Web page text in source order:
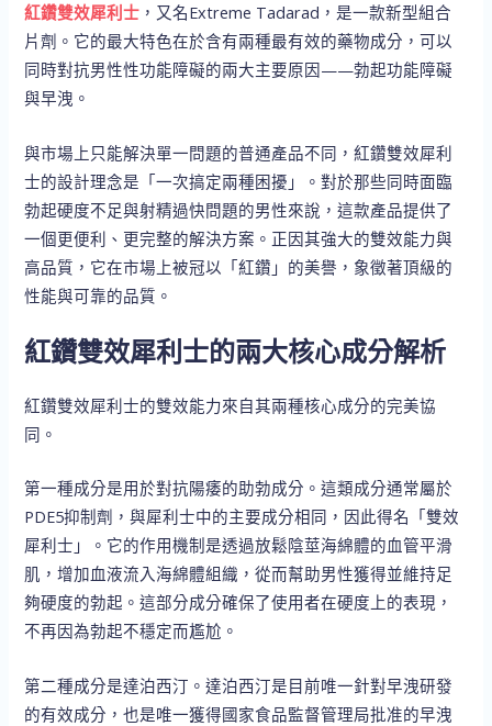
紅鑽雙效犀利士 ，又名Extreme Tadarad，是一款新型組合
片劑。它的最大特色在於含有兩種最有效的藥物成分，可以
同時對抗男性性功能障礙的兩大主要原因——勃起功能障礙
與早洩。
與市場上只能解決單一問題的普通產品不同，紅鑽雙效犀利
士的設計理念是「一次搞定兩種困擾」。對於那些同時面臨
勃起硬度不足與射精過快問題的男性來說，這款產品提供了
一個更便利、更完整的解決方案。正因其強大的雙效能力與
高品質，它在市場上被冠以「紅鑽」的美譽，象徵著頂級的
性能與可靠的品質。
紅鑽雙效犀利士的兩大核心成分解析
紅鑽雙效犀利士的雙效能力來自其兩種核心成分的完美協
同。
第一種成分是用於對抗陽痿的助勃成分。這類成分通常屬於
PDE5抑制劑，與犀利士中的主要成分相同，因此得名「雙效
犀利士」。它的作用機制是透過放鬆陰莖海綿體的血管平滑
肌，增加血液流入海綿體組織，從而幫助男性獲得並維持足
夠硬度的勃起。這部分成分確保了使用者在硬度上的表現，
不再因為勃起不穩定而尷尬。
第二種成分是達泊西汀。達泊西汀是目前唯一針對早洩研發
的有效成分，也是唯一獲得國家食品監督管理局批准的早洩